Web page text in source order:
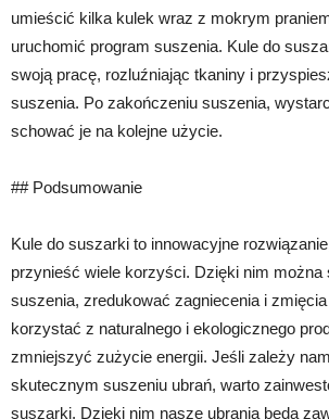
umieścić kilka kulek wraz z mokrym
uruchomić program suszenia. Kule do
swoją pracę, rozluźniając tkaniny i
suszenia. Po zakończeniu suszenia,
schować je na kolejne użycie.
## Podsumowanie
Kule do suszarki to innowacyjne
przynieść wiele korzyści. Dzięki nim można
suszenia, zredukować zagniecenia i
korzystać z naturalnego i ekologicznego
zmniejszyć zużycie energii. Jeśli zależy
skutecznym suszeniu ubrań, warto
suszarki. Dzięki nim nasze ubrania będą